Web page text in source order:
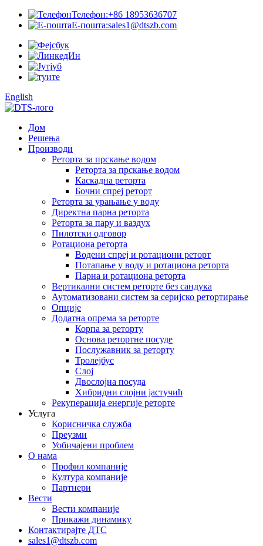
Телефон:+86 18953636707
Е-пошта:sales1@dtszb.com
English
Дом
Решења
Производи
Реторта за прскање водом
Реторта за прскање водом
Каскадна реторта
Бочни спреј реторт
Реторта за урањање у воду
Директна парна реторта
Реторта за пару и ваздух
Пилотски одговор
Ротациона реторта
Водени спреј и ротациони реторт
Потапање у воду и ротациона реторта
Парна и ротациона реторта
Вертикални систем реторте без сандука
Аутоматизовани систем за серијско ретортирање
Опције
Додатна опрема за реторте
Корпа за реторту
Основа ретортне посуде
Послужавник за реторту
Тролејбус
Слој
Двослојна посуда
Хибридни слојни јастучић
Рекуперација енергије реторте
Услуга
Корисничка служба
Преузми
Уобичајени проблем
О нама
Профил компаније
Култура компаније
Партнери
Вести
Вести компаније
Прикажи динамику
Контактирајте ДТС
sales1@dtszb.com